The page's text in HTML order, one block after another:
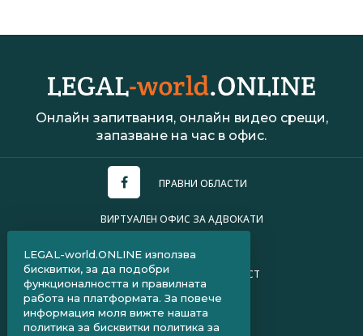
Онлайн запитвания, онлайн видео срещи,
запазване на час в офис.
ПРАВНИ ОБЛАСТИ
ВИРТУАЛЕН ОФИС ЗА АДВОКАТИ
ПОЛИТИКА ЗА ПОВЕРИТЕЛНОСТ
ЧЗВ ЗА КЛИЕНТИ
ЧЗВ ЗА АДВОКАТИ
LEGAL-world.ONLINE използва
бисквитки, за да подобри
функционалността и правилната
работа на платформата. За повече
информация моля вижте нашата
политика за бисквитки политика за